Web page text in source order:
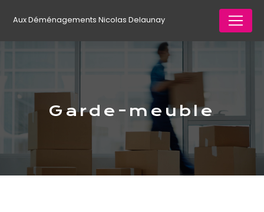
Aux Déménagements Nicolas Delaunay
Garde-meuble